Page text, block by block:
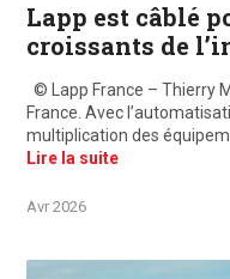
Lapp est câblé
croissants de
© Lapp France – Thierry
France. Avec
multiplication des
Lire la suite
Avr 2026